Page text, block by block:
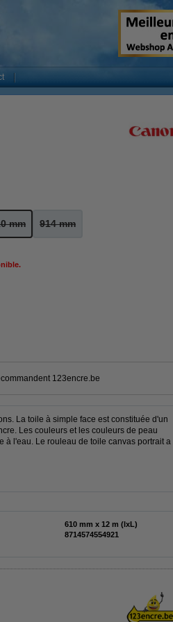
mm 914 mm
123encre.be
La toile à simple face est constituée d'un
Les couleurs et les couleurs de peau
à l'eau. Le rouleau de toile canvas portrait a
610 mm x 12 m (lxL)
8714574554921